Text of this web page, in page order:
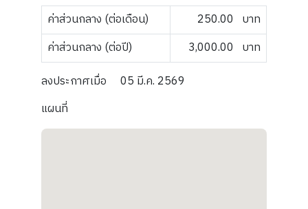
ค่าส่วนกลาง (ต่อเดือน)
250.00 บาท
ค่าส่วนกลาง (ต่อปี)
3,000.00 บาท
ลงประกาศเมื่อ
05 มี.ค. 2569
แผนที่